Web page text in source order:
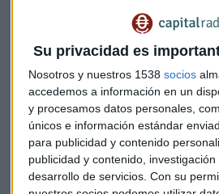
Su privacidad es
Nosotros y nuestros 1538 socios
accedemos a información en un
y procesamos datos personales,
únicos e información estándar
para publicidad y contenido
publicidad y contenido,
desarrollo de servicios. Con su
ingresos de
septiembre de este año
euros, lo que supone un 11,9%
período del año anterior.
Por otro lado, elratio combinado
mes de septiembre se situó en el
1,1 puntos porcentuales.